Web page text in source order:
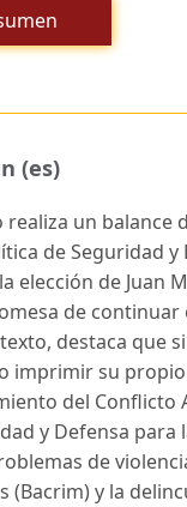
(es)
realiza un balance
de Seguridad
elección de Juan
de continuar
destaca que
imprimir su
del Conflicto
y Defensa
de
(Bacrim) y la